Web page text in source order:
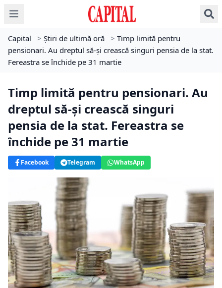
Capital > Știri de ultimă oră > Timp limită pentru
pensionari. Au dreptul să-și crească singuri pensia de la stat.
Fereastra se închide pe 31 martie
Timp limită pentru pensionari. Au
dreptul să-și crească singuri
pensia de la stat. Fereastra se
închide pe 31 martie
Facebook Telegram WhatsApp